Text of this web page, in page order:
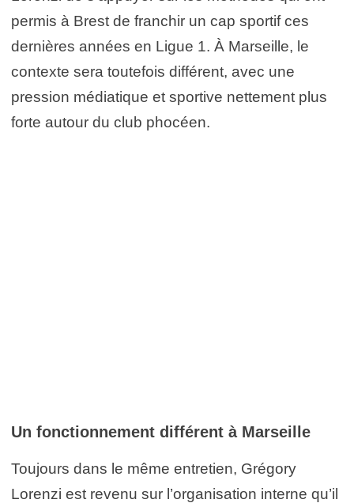
permis à Brest de franchir un cap sportif ces
dernières années en Ligue 1. À Marseille, le
contexte sera toutefois différent, avec une
pression médiatique et sportive nettement plus
forte autour du club phocéen.
Un fonctionnement différent à Marseille
Toujours dans le même entretien, Grégory
Lorenzi est revenu sur l’organisation interne qu’il